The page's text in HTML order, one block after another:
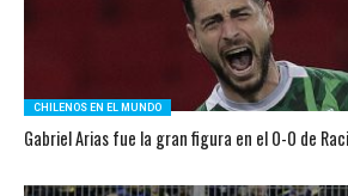
CHILENOS EN EL MUNDO
Gabriel Arias fue la gran figura en el 0-0 de